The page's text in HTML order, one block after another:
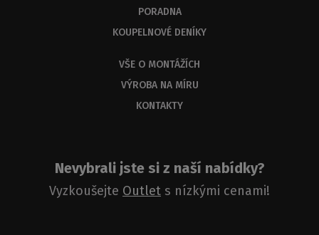
PORADNA
KOUPELNOVÉ DENÍKY
VŠE O MONTÁŽÍCH
VÝROBA NA MÍRU
KONTAKTY
Nevybrali jste si z naší nabídky?
Vyzkoušejte Outlet s nízkými cenami!